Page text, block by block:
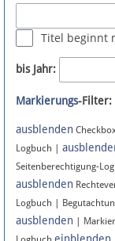
Newsletter
Bluesky
Facebook
Instagram
Anmelden
Titel beginnt
bis Jahr:
Markierungs-Filter:
ausblenden
Logbuch |
Seitenberechtigung-
ausblenden
Logbuch |
ausblenden |